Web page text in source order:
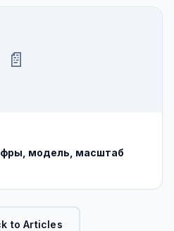
📄
модель, масштаб
to Articles